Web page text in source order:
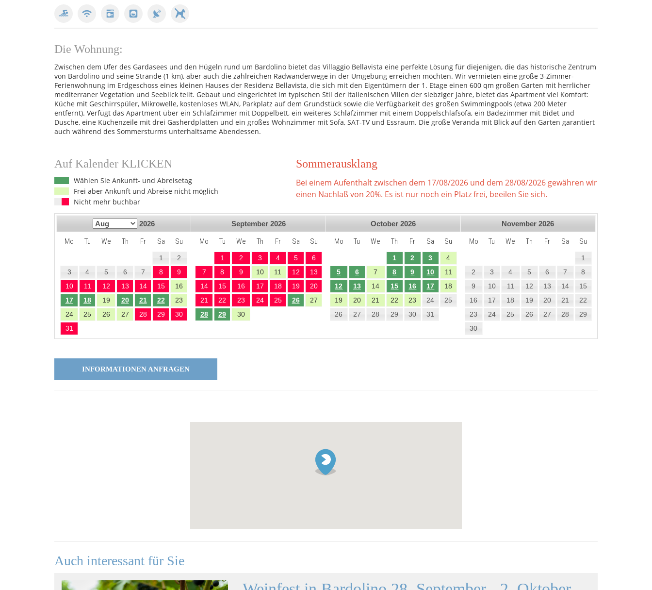
Die Wohnung:
Zwischen dem Ufer des Gardasees und den Hügeln rund um Bardolino bietet das Villaggio Bellavista eine perfekte Lösung für diejenigen, die das historische Zentrum
von Bardolino und seine Strände (1 km), aber auch die zahlreichen Radwanderwege in der Umgebung erreichen möchten. Wir vermieten eine große 3-Zimmer-
Ferienwohnung im Erdgeschoss eines kleinen Hauses der Residenz Bellavista, die sich mit den Eigentümern der 1. Etage einen 600 qm großen Garten mit herrlicher
mediterraner Vegetation und Seeblick teilt. Gebaut und eingerichtet im typischen Stil der italienischen Villen der siebziger Jahre, bietet das Apartment viel Komfort:
Küche mit Geschirrspüler, Mikrowelle, kostenloses WLAN, Parkplatz auf dem Grundstück sowie die Verfügbarkeit des großen Swimmingpools (etwa 200 Meter
entfernt). Verfügt das Apartment über ein Schlafzimmer mit Doppelbett, ein weiteres Schlafzimmer mit einem Doppelschlafsofa, ein Badezimmer mit Bidet und
Dusche, eine Küchenzeile mit drei Gasherdplatten und ein großes Wohnzimmer mit Sofa, SAT-TV und Essraum. Die große Veranda mit Blick auf den Garten garantiert
auch während des Sommersturms unterhaltsame Abendessen.
Auf Kalender KLICKEN
Wählen Sie Ankunft- und Abreisetag
Frei aber Ankunft und Abreise nicht möglich
Nicht mehr buchbar
Sommerausklang
Bei einem Aufenthalt zwischen dem 17/08/2026 und dem 28/08/2026 gewähren wir
einen Nachlaß von 20%. Es ist nur noch ein Platz frei, beeilen Sie sich.
2026
Mo Tu We Th Fr Sa Su
1
2
3
4 5 6 7 8
9
10
11 12 13 14 15
16
17
18 19 20 21 22
23
24
25 26 27 28 29
30
31
September 2026
Mo Tu We Th Fr Sa Su
1 2 3 4 5
6
7
8 9 10 11 12
13
14
15 16 17 18 19
20
21
22 23 24 25 26
27
28
29 30
October 2026
Mo Tu We Th Fr Sa Su
1 2 3
4
5
6 7 8 9 10
11
12
13 14 15 16 17
18
19
20 21 22 23 24
25
26
27 28 29 30 31
November 2026
Mo Tu We Th Fr Sa Su
1
2
3 4 5 6 7
8
9
10 11 12 13 14
15
16
17 18 19 20 21
22
23
24 25 26 27 28
29
30
INFORMATIONEN ANFRAGEN
Auch interessant für Sie